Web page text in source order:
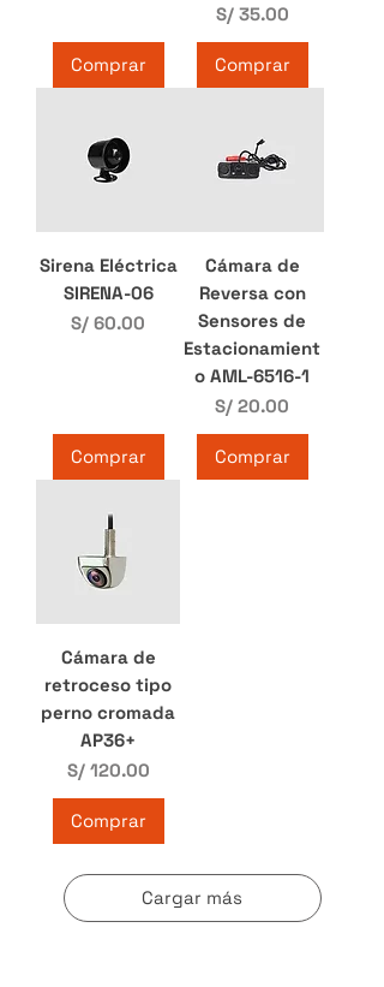
Comprar
Precio
S/ 35.00
Comprar
Sirena Eléctrica
SIRENA-06
Precio
S/ 60.00
Comprar
Cámara de
Reversa con
Sensores de
Estacionamient
o AML-6516-1
Precio
S/ 20.00
Comprar
Cámara de
retroceso tipo
perno cromada
AP36+
Precio
S/ 120.00
Comprar
Cargar más